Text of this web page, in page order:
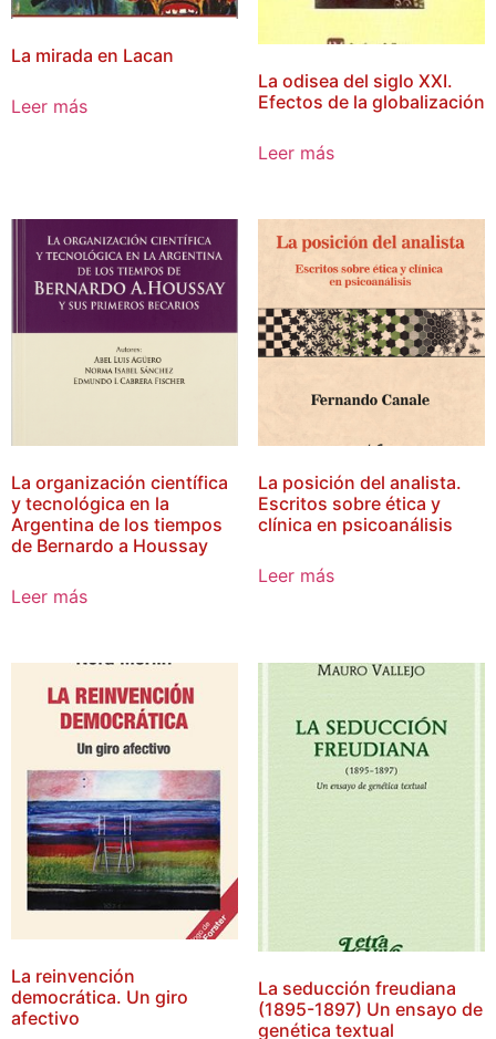
La mirada en Lacan
Leer más
La odisea del siglo XXI.
Efectos de la globalización
Leer más
La organización científica
y tecnológica en la
Argentina de los tiempos
de Bernardo a Houssay
Leer más
La posición del analista.
Escritos sobre ética y
clínica en psicoanálisis
Leer más
La reinvención
democrática. Un giro
afectivo
La seducción freudiana
(1895-1897) Un ensayo de
genética textual